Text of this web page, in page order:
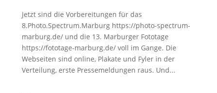
Jetzt sind die Vorbereitungen für das
8.Photo.Spectrum.Marburg https://photo-spectrum-
marburg.de/ und die 13. Marburger Fototage
https://fototage-marburg.de/ voll im Gange. Die
Webseiten sind online, Plakate und Fyler in der
Verteilung, erste Pressemeldungen raus. Und...